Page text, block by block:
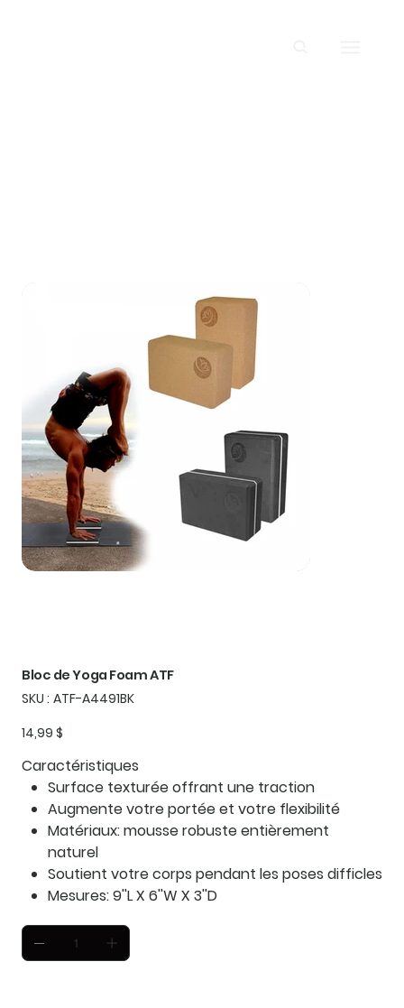
Bloc de Yoga Foam ATF
SKU :
SKU
ATF-
ATF-A4491BK
Prix
14,99 $
Caractéristiques
Surface texturée offrant une traction
Augmente votre portée et votre flexibilité
Matériaux: mousse robuste entièrement
naturel
Soutient votre corps pendant les poses difficles
Mesures: 9''L X 6''W X 3''D